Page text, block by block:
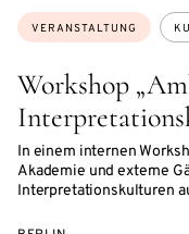
Workshop
In einem internen
Akademie und externe
Interpretationskulturen
Themen:
VERANSTALTUNG